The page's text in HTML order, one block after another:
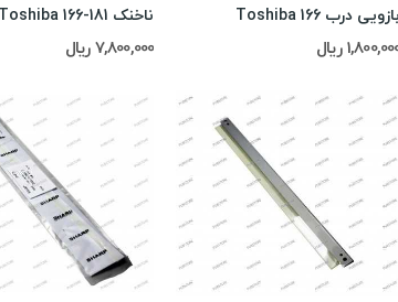
بازویی درب Toshiba 166
ریال
ناخنک Toshiba 166-181
7,800,000 ریال